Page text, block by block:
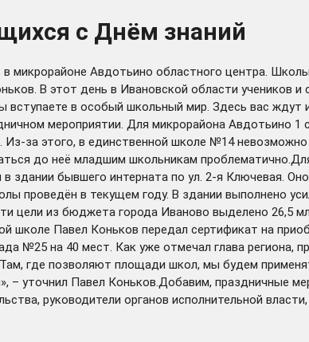
с Днём знаний
микрорайоне Авдотьино областного центра.
В этот день в Ивановской области учеников
в особый школьный мир. Здесь вас ждут
мероприятии. Для микрорайона Авдотьино
за этого, в единственной школе №14
до неё младшим школьникам
здании бывшего интерната по ул. 2-я Ключевая.
проведён в текущем году. В здании выполнено
цели из бюджета города Иваново выделено 26,5
школе Павел Коньков передал сертификат на
№25 на 40 мест. Как уже отмечал глава региона,
где позволяют площади школ, мы будем
– уточнил Павел Коньков.Добавим, праздничные
руководители органов исполнительной